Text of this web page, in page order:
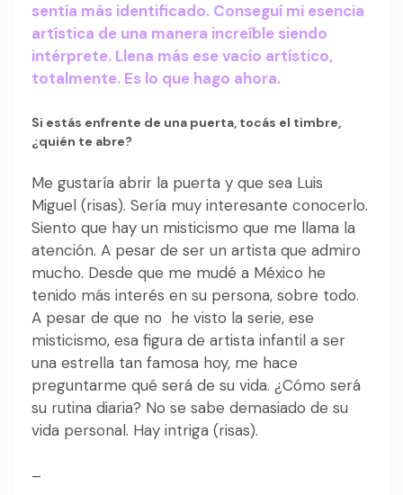
sentía más identificado. Conseguí mi esencia
artística de una manera increíble siendo
intérprete. Llena más ese vacío artístico,
totalmente. Es lo que hago ahora.
Si estás enfrente de una puerta, tocás el timbre,
¿quién te abre?
Me gustaría abrir la puerta y que sea Luis
Miguel (risas). Sería muy interesante conocerlo.
Siento que hay un misticismo que me llama la
atención. A pesar de ser un artista que admiro
mucho. Desde que me mudé a México he
tenido más interés en su persona, sobre todo.
A pesar de que no he visto la serie, ese
misticismo, esa figura de artista infantil a ser
una estrella tan famosa hoy, me hace
preguntarme qué será de su vida. ¿Cómo será
su rutina diaria? No se sabe demasiado de su
vida personal. Hay intriga (risas).
–